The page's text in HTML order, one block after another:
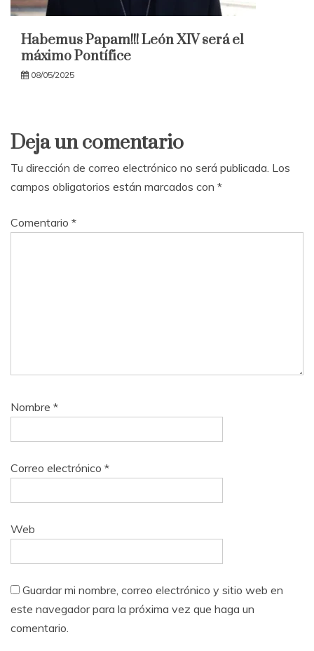
Habemus Papam!!! León XIV será el
máximo Pontífice
08/05/2025
Deja un comentario
Tu dirección de correo electrónico no será publicada. Los
campos obligatorios están marcados con *
Comentario *
Nombre *
Correo electrónico *
Web
Guardar mi nombre, correo electrónico y sitio web en
este navegador para la próxima vez que haga un
comentario.